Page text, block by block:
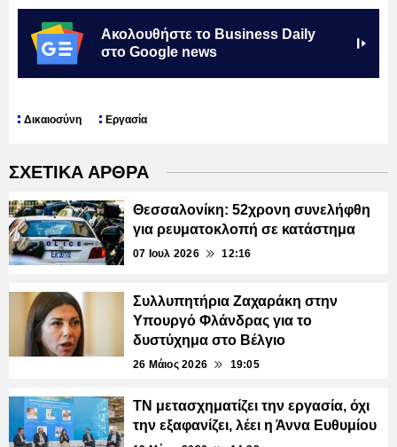
Ακολουθήστε το Business Daily
στο Google news
Δικαιοσύνη Εργασία
ΣΧΕΤΙΚΑ ΑΡΘΡΑ
Θεσσαλονίκη: 52χρονη συνελήφθη
για ρευματοκλοπή σε κατάστημα
07 Ιουλ 2026 12:16
Συλλυπητήρια Ζαχαράκη στην
Υπουργό Φλάνδρας για το
δυστύχημα στο Βέλγιο
26 Μάιος 2026 19:05
ΤΝ μετασχηματίζει την εργασία, όχι
την εξαφανίζει, λέει η Άννα Ευθυμίου